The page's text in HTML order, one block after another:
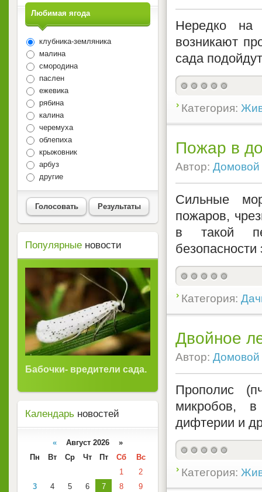
Нередко на
возникают
сада
Категория:
Пожар в
Автор: Домовой
Сильные
пожаров,
в такой
Категория:
Двойное
Автор: Домовой
Прополис
микробов, в
дифтерии и
Категория:
Любимая ягода
клубника-земляника
малина
смородина
паслен
ежевика
рябина
калина
черемуха
облепиха
крыжовник
арбуз
другие
Голосовать Результаты
Популярные новости
Бабочки- вредители сада.
Календарь новостей
« Август 2026 »
Пн
Вт Ср Чт Пт Сб
Вс
1
2
3
4 5 6 7 8
9